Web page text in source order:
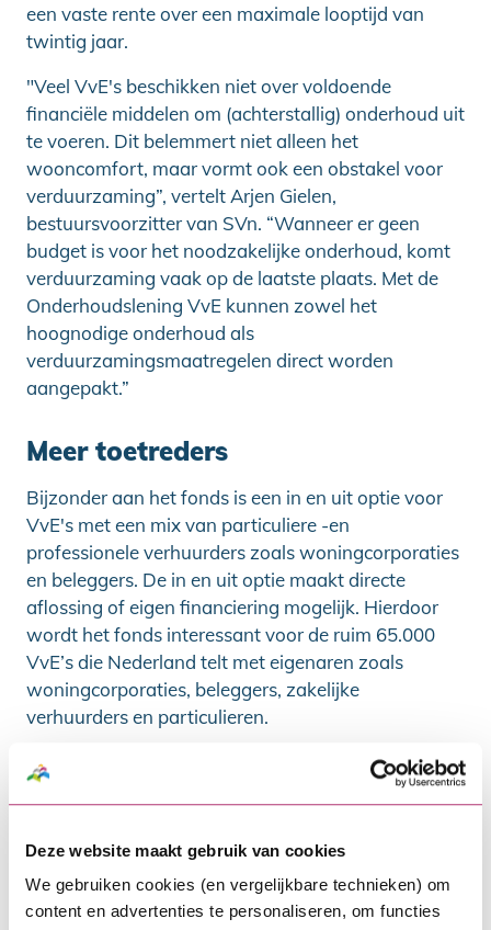
Deze website maakt gebruik van cookies
We gebruiken cookies (en vergelijkbare technieken) om
content en advertenties te personaliseren, om functies
een vaste rente over een maximale looptijd van
twintig jaar.
"Veel VvE's beschikken niet over voldoende
financiële middelen om (achterstallig) onderhoud uit
te voeren. Dit belemmert niet alleen het
wooncomfort, maar vormt ook een obstakel voor
verduurzaming”, vertelt Arjen Gielen,
bestuursvoorzitter van SVn. “Wanneer er geen
budget is voor het noodzakelijke onderhoud, komt
verduurzaming vaak op de laatste plaats. Met de
Onderhoudslening VvE kunnen zowel het
hoognodige onderhoud als
verduurzamingsmaatregelen direct worden
aangepakt.”
Meer toetreders
Bijzonder aan het fonds is een in en uit optie voor
VvE's met een mix van particuliere -en
professionele verhuurders zoals woningcorporaties
en beleggers. De in en uit optie maakt directe
aflossing of eigen financiering mogelijk. Hierdoor
wordt het fonds interessant voor de ruim 65.000
VvE’s die Nederland telt met eigenaren zoals
woningcorporaties, beleggers, zakelijke
verhuurders en particulieren.
Projecten die wél de eindstreep
halen
Het fonds biedt hulp bij het aanvraag- en
besluitvormingsproces. Zo zijn online tools
ontwikkeld voor besluitvorming, kunnen VvE’s -